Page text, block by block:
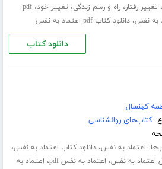
، تغییر رفتار،راه و رسم زندگی، تغییر خود،pdf
به نفس،دانلود کتاب pdf اعتماد به نفس
دانلود کتاب
کهنسال
کتاب‌های روانشناسی
اعتماد به نفس،دانلود کتاب اعتماد به نفس،
اعتماد به نفس، اعتماد به نفس pdf ، اعتماد به